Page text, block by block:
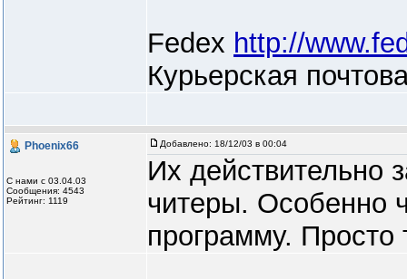
Fedex http://
Курьерская
Phoenix66
С нами с 03.04.03
Сообщения: 4543
Рейтинг: 1119
Добавлено: 18/12/03 в 00:04
Их действительно
читеры. Особенно
программу. Просто